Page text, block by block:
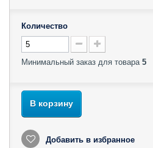
Количество
Минимальный заказ для товара 5
В корзину
Добавить в избранное